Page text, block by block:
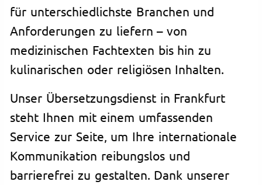
für unterschiedlichste Branchen und
Anforderungen zu liefern – von
medizinischen Fachtexten bis hin zu
kulinarischen oder religiösen Inhalten.
Unser Übersetzungsdienst in Frankfurt
steht Ihnen mit einem umfassenden
Service zur Seite, um Ihre internationale
Kommunikation reibungslos und
barrierefrei zu gestalten. Dank unserer